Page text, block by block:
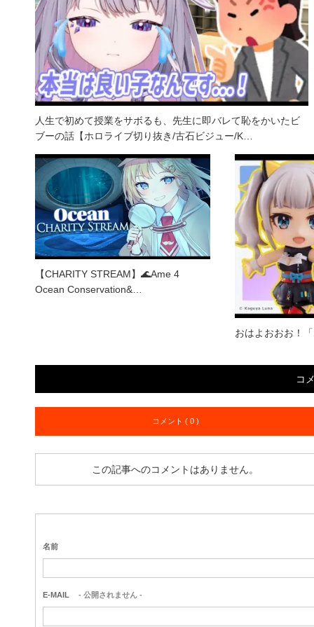
人生で初めて授業をサボるも、先生に即バレて恥をかいたビ
ブーの話【ホロライブ切り抜き/古石ビジュー/K…
【CHARITY STREAM】🌊Ame 4
Ocean Conservation&…
おはよおおお！
コ
コメント ( 0 )
この記事へのコメントはありません。
名前
E-MAIL - 公開されません -